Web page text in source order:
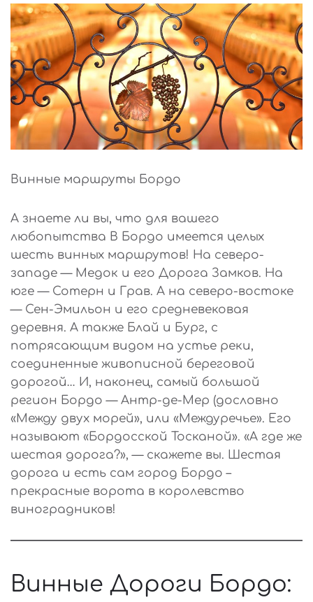
Винные маршруты Бордо
А знаете ли вы, что для вашего
любопытства В Бордо имеется целых
шесть винных маршрутов! На северо-
западе — Медок и его Дорога Замков. На
юге — Сотерн и Грав. А на северо-востоке
— Сен-Эмильон и его средневековая
деревня. А также Блай и Бург, с
потрясающим видом на устье реки,
соединенные живописной береговой
дорогой… И, наконец, самый большой
регион Бордо — Антр-де-Мер (дословно
«Между двух морей», или «Междуречье». Его
называют «Бордосской Тосканой». «А где же
шестая дорога?», — скажете вы. Шестая
дорога и есть сам город Бордо –
прекрасные ворота в королевство
виноградников!
Винные Дороги Бордо: